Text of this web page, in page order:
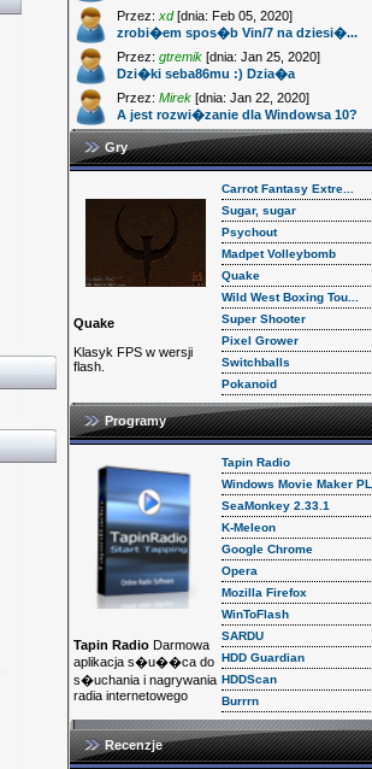
Przez: xd[dnia: Feb 05, 2020]
zrobi�em spos�b Vin/7 na dziesi�...
Przez: gtremik [dnia: Jan 25, 2020]
Dzi�ki seba86mu :) Dzia�a
Przez: Mirek [dnia: Jan 22, 2020]
A jest rozwi�zanie dla Windowsa 10?
Gry
Quake
Klasyk FPS w wersji
flash.
Carrot Fantasy Extre...
Sugar, sugar
Psychout
Madpet Volleybomb
Quake
Wild West Boxing Tou...
Super Shooter
Pixel Grower
Switchballs
Pokanoid
Programy
Tapin Radio Darmowa
aplikacja s�u��ca do
s�uchania i nagrywania
radia internetowego
Tapin Radio
Windows Movie Maker PL
SeaMonkey 2.33.1
K-Meleon
Google Chrome
Opera
Mozilla Firefox
WinToFlash
SARDU
HDD Guardian
HDDScan
Burrrn
Recenzje